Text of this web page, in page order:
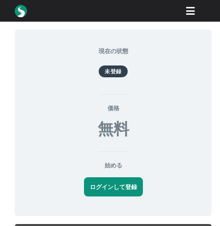
Toggle
現在の状態
未登録
価格
無料
始める
ログインして登録